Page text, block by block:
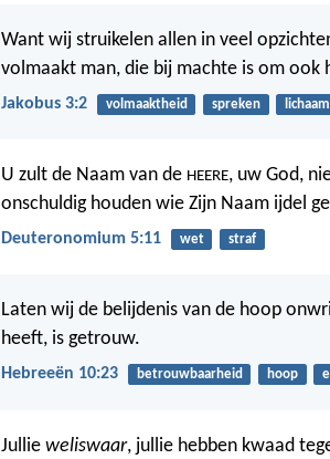
Want wij struikelen allen in veel
volmaakt man, die bij machte is om
Jakobus 3:2 volmaaktheid spreken lichaam
U zult de Naam van de HEERE, uw God,
onschuldig houden wie Zijn Naam ijdel
Deuteronomium 5:11 wet straf
Laten wij de belijdenis van de hoop
heeft, is getrouw.
Hebreeën 10:23 betrouwbaarheid hoop
Jullie weliswaar, jullie hebben kwaad